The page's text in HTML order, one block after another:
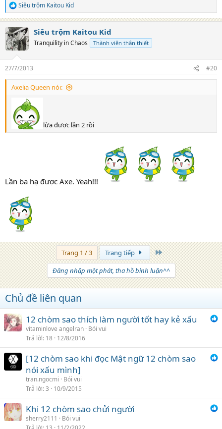
R
e
a
c
t
i
s
:
Siêu trộm Kaitou Kid
Siêu trộm Kaitou Kid
Tranquility in Chaos Thành viên thân thiết
27/7/2013 #20
Axelia Queen nói:
lừa được lần 2 rồi
Lần ba hạ được Axe. Yeah!!!
Trang 1 / 3 Trang tiếp Trang cuối
Đăng nhập một phát, tha hồ bình luận^^
Chủ đề liên quan
12 chòm sao thích làm người tốt hay kẻ xấu
vitaminlove angelran Bói vui
Trả lời 18 12/8/2016
[12 chòm sao khi đọc Mật ngữ 12 chòm sao
nói xấu mình]
tran.ngocmi
Bói vui
Trả lời 3 10/9/2015
Khi 12 chòm sao chửi người
sherry2111
Bói vui